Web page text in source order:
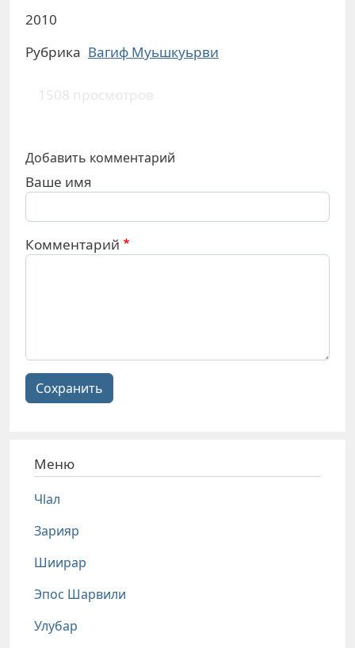
2010
Рубрика Вагиф Муьшкуьрви
1508 просмотров
Добавить комментарий
Ваше имя
Комментарий
Сохранить
Меню
Чlал
Зарияр
Шиирар
Эпос Шарвили
Улубар